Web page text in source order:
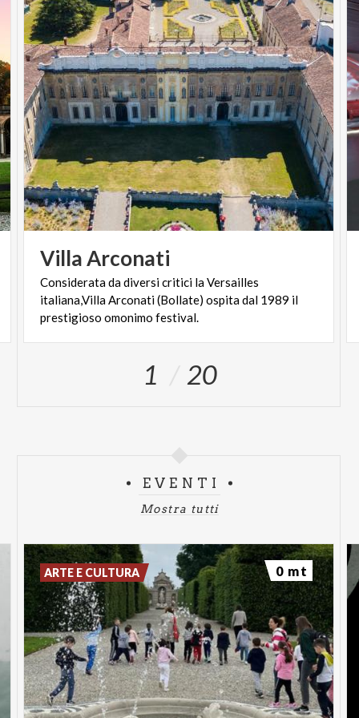
persone diversamente abili)
Per acquistare i biglietti per la serata di Venerdì
19 GiugnoCLICCA QUI
Per acquistare i biglietti per la serata di Venerdì
19 GiugnoCLICCA QUI
Info:
Fondazione Augusto Rancilio - Villa Arconati - Via
Madonna Fametta 1 - Castellazzo di Bollate (MI)
Tel. 02 350 22 17 -
info@fondazioneaugustorancilio.com
L’evento è organizzato da Fondazione Augusto Rancilio
VillaArconati
Considerata da diversi critici la Versailles
italiana,Villa Arconati (Bollate) ospita dal 1989 il
prestigioso omonimo festival.
1 20
EVENTI
Mostra tutti
ARTE E CULTURA 0 mt